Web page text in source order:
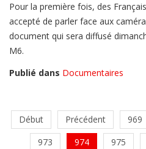
Pour la première fois, des
accepté de parler face aux
document qui sera diffusé
M6.
Publié dans Documentaires
Début Précédent 969
973
974 975